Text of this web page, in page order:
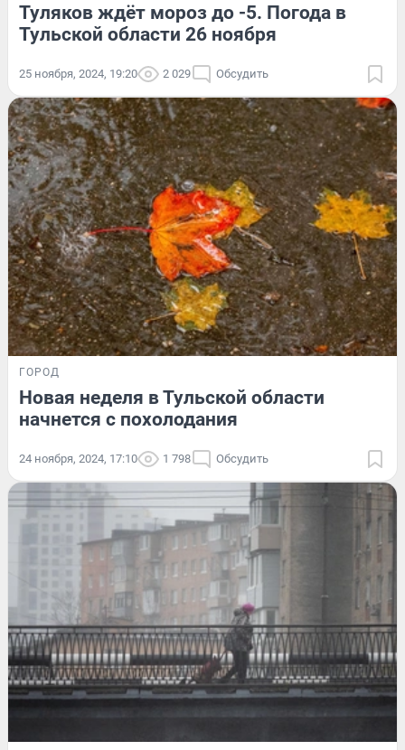
Туляков ждёт мороз до -5. Погода в
Тульской области 26 ноября
25 ноября, 2024, 19:20 2 029 Обсудить
ГОРОД
Новая неделя в Тульской области
начнется с похолодания
24 ноября, 2024, 17:10 1 798 Обсудить